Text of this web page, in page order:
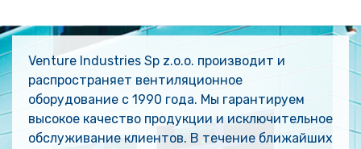
Venture Industries Sp z.o.o. производит и
распространяет вентиляционное
оборудование с 1990 года. Мы гарантируем
высокое качество продукции и исключительное
обслуживание клиентов. В течение ближайших